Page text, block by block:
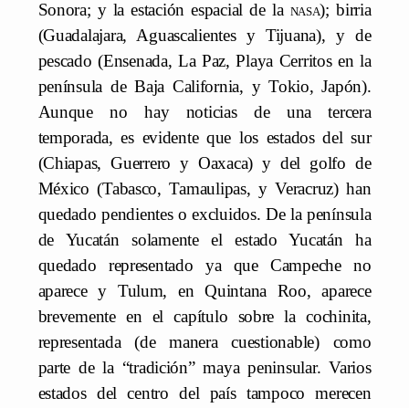
Sonora; y la estación espacial de la nasa); birria
(Guadalajara, Aguascalientes y Tijuana), y de
pescado (Ensenada, La Paz, Playa Cerritos en la
península de Baja California, y Tokio, Japón).
Aunque no hay noticias de una tercera
temporada, es evidente que los estados del sur
(Chiapas, Guerrero y Oaxaca) y del golfo de
México (Tabasco, Tamaulipas, y Veracruz) han
quedado pendientes o excluidos. De la península
de Yucatán solamente el estado Yucatán ha
quedado representado ya que Campeche no
aparece y Tulum, en Quintana Roo, aparece
brevemente en el capítulo sobre la cochinita,
representada (de manera cuestionable) como
parte de la “tradición” maya peninsular. Varios
estados del centro del país tampoco merecen